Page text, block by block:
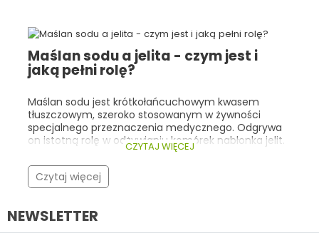
samopoczucie są bardzo istotne. Zarówno w
Essensey, jak i w innych sklepach z suplementami
prozdrowotnymi, klienci najczęściej wybierają
kolageny, adaptogeny, witaminy/minerały
wspierające odporność oraz kwasy Omega-3 .
Poniżej przedstawiamy najlepsze oferty Black Week
na topowe suplementy w Essensey.com – wraz z ich
cenami promocyjnymi i krótkim opisem właściwości.
Maślan sodu a jelita - czym jest i
jaką pełni rolę?
Maślan sodu jest krótkołańcuchowym kwasem
tłuszczowym, szeroko stosowanym w żywności
specjalnego przeznaczenia medycznego. Odgrywa
on istotną rolę w odżywianiu komórek nabłonka jelit.
Warto znać jego rolę i źródła, ponieważ może on
stanowić cenne wsparcie w postępowaniu
dietetycznym w zaburzeniach przewodu
pokarmowego.
CZYTAJ WIĘCEJ
Czytaj więcej
NEWSLETTER